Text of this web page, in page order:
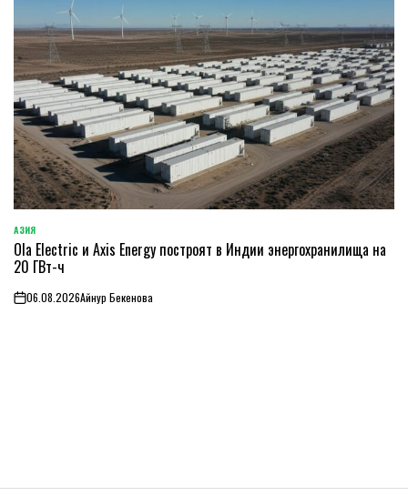
ОПУБЛИКОВАНО
В
АЗИЯ
Ola Electric и Axis Energy построят в Индии энергохранилища на
20 ГВт-ч
on06.08.2026Айнур Бекенова